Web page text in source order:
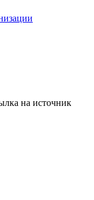
на источник